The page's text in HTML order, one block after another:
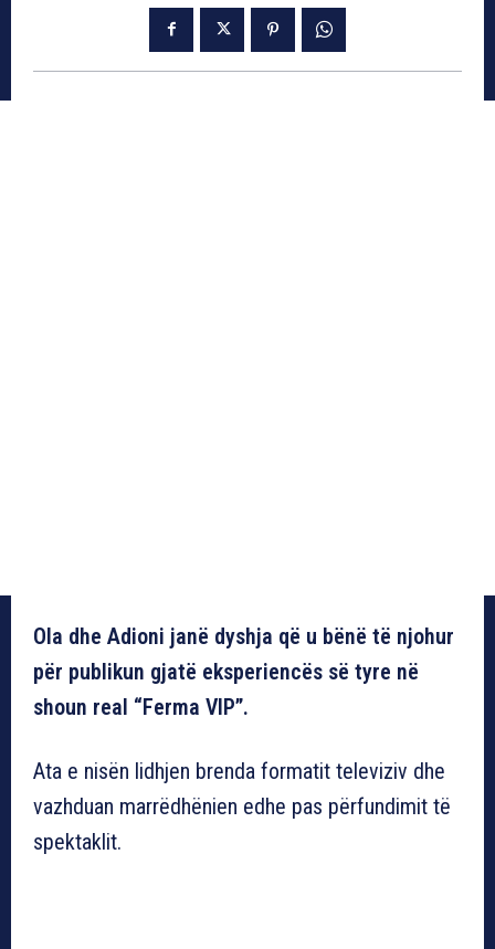
Ola dhe Adioni janë dyshja që u bënë të njohur
për publikun gjatë eksperiencës së tyre në
shoun real “Ferma VIP”.
Ata e nisën lidhjen brenda formatit televiziv dhe
vazhduan marrëdhënien edhe pas përfundimit të
spektaklit.